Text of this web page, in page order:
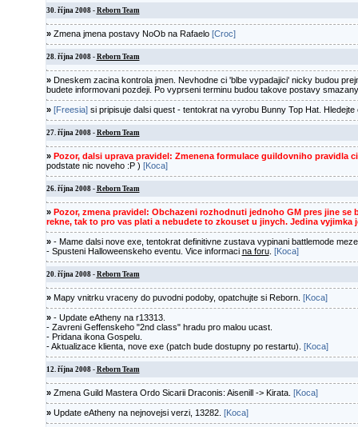
30. října 2008 - Reborn Team
»Zmena jmena postavy NoOb na Rafaelo [Croc]
28. října 2008 - Reborn Team
»Dneskem zacina kontrola jmen. Nevhodne ci 'blbe vypadajici' nicky budou
budete informovani pozdeji. Po vyprseni terminu budou takove postavy
» [Freesia]si pripisuje dalsi quest - tentokrat na vyrobu Bunny Top Hat.
27. října 2008 - Reborn Team
» Pozor, dalsi uprava pravidel: Zmenena formulace guildovniho pravidla
podstate nic noveho :P ) [Koca]
26. října 2008 - Reborn Team
» Pozor, zmena pravidel: Obchazeni rozhodnuti jednoho GM pres jine
rekne, tak to pro vas plati a nebudete to zkouset u jinych. Jedina vyjimka
»- Mame dalsi nove exe, tentokrat definitivne zustava vypinani battlemode
- Spusteni Halloweenskeho eventu. Vice informaci na foru. [Koca]
20. října 2008 - Reborn Team
»Mapy vnitrku vraceny do puvodni podoby, opatchujte si Reborn. [Koca]
»- Update eAtheny na r13313.
- Zavreni Geffenskeho "2nd class" hradu pro malou ucast.
- Pridana ikona Gospelu.
- Aktualizace klienta, nove exe (patch bude dostupny po restartu). [Koca]
12. října 2008 - Reborn Team
»Zmena Guild Mastera Ordo Sicarii Draconis: Aisenill -> Kirata. [Koca]
»Update eAtheny na nejnovejsi verzi, 13282. [Koca]